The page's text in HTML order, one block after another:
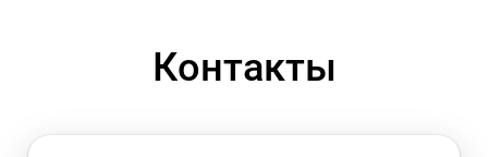
Контакты